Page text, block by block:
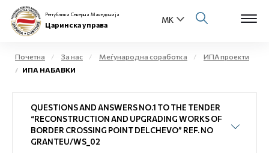
Физички лица
Бизнис заедница
Република Северна Македонија
Царинска управа
Почетна За нас Меѓународна соработка
ИПА проекти
ИПА НАБАВКИ
QUESTIONS AND ANSWERS NO.1 TO THE TENDER
“RECONSTRUCTION AND UPGRADING WORKS OF
BORDER CROSSING POINT DELCHEVO” REF. NO
GRANTEU/WS_02